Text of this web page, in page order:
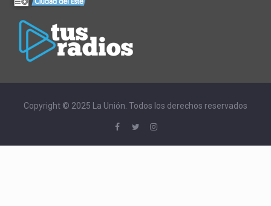
Copyright © 2025 La Unión. Todos los derechos reservados